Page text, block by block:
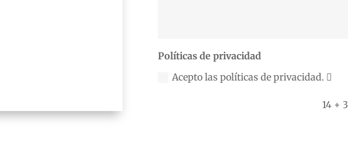
Políticas de privacidad
Acepto las políticas de privacidad.
14 + 3